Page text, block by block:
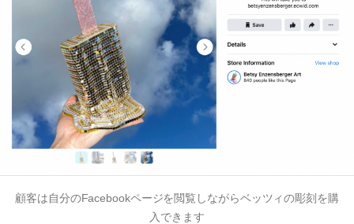
顧客は自分のFacebookページを閲覧しながらベッツィの彫刻を購
入できます